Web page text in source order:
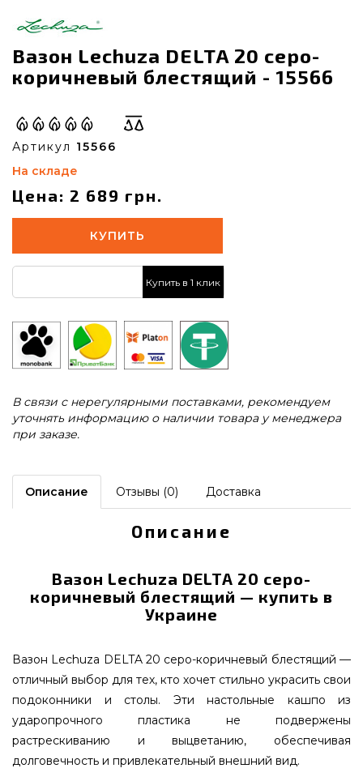
Вазон Lechuza DELTA 20 серо-
коричневый блестящий - 15566
Артикул 15566
На складе
Цена: 2 689 грн.
КУПИТЬ
Купить в 1 клик
В связи с нерегулярными поставками, рекомендуем
уточнять информацию о наличии товара у менеджера
при заказе.
Описание Отзывы (0) Доставка
Описание
Вазон Lechuza DELTA 20 серо-
коричневый блестящий — купить в
Украине
Вазон Lechuza DELTA 20 серо-коричневый блестящий —
отличный выбор для тех, кто хочет стильно украсить свои
подоконники и столы. Эти настольные кашпо из
ударопрочного пластика не подвержены
растрескиванию и выцветанию, обеспечивая
долговечность и привлекательный внешний вид.